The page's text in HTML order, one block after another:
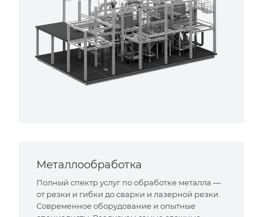
Металлообработка
Полный спектр услуг по обработке металла —
от резки и гибки до сварки и лазерной резки.
Современное оборудование и опытные